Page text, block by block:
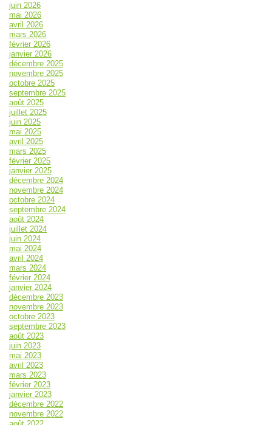
juin 2026
mai 2026
avril 2026
mars 2026
février 2026
janvier 2026
décembre 2025
novembre 2025
octobre 2025
septembre 2025
août 2025
juillet 2025
juin 2025
mai 2025
avril 2025
mars 2025
février 2025
janvier 2025
décembre 2024
novembre 2024
octobre 2024
septembre 2024
août 2024
juillet 2024
juin 2024
mai 2024
avril 2024
mars 2024
février 2024
janvier 2024
décembre 2023
novembre 2023
octobre 2023
septembre 2023
août 2023
juin 2023
mai 2023
avril 2023
mars 2023
février 2023
janvier 2023
décembre 2022
novembre 2022